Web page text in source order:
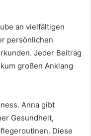
an vielfältigen
persönlichen
Jeder Beitrag
großen Anklang
Anna gibt
Gesundheit,
Diese